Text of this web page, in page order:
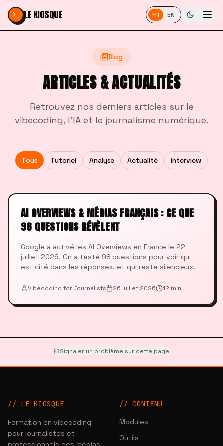
Passer au contenu
LE KIOSQUE FR EN
Blog
ARTICLES & ACTUALITÉS
Retrouvez nos derniers articles sur le
vibecoding, l'IA et le journalisme numérique.
Tous Tutoriel Analyse Actualité Interview
AI OVERVIEWS & MÉDIAS FRANÇAIS : CE QUE
98 QUESTIONS RÉVÈLENT
Google a activé les AI Overviews en France le 22
juillet 2026. On a testé 98 questions pour voir qui
est cité dans les réponses, et qui reste silencieux.
Vibecoding for Journalists 26 juillet 2026 12 min
Signaler un problème sur cette page
// LE KIOSQUE
Formation en vibecoding
pour journalistes et
professionnels des médias.
//CONTENU
Modules
Outils